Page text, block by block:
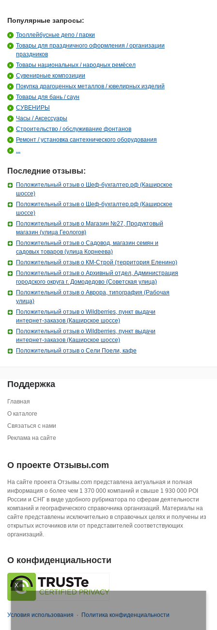
X
Популярные запросы:
Троллейбусные депо / парки
Товары для праздничного оформления / организации
праздников
Товары национальных / народных ремёсел
Сувенирные композиции
Покупка драгоценных металлов / ювелирных изделий
Товары для бань / саун
СУВЕНИРЫ
Часы / Аксессуары
Строительство / обслуживание фонтанов
Ремонт / установка сантехнического оборудования
...
Последние отзывы:
Положительный отзыв о Шеф-бухгалтер.рф (Каширское
шоссе)
Положительный отзыв о Шеф-бухгалтер.рф (Каширское
шоссе)
Положительный отзыв о Магазин №27, Продуктовый
магазин (улица Геологов)
Положительный отзыв о Садовод, магазин семян и
садовых товаров (улица Корнеева)
Положительный отзыв о КМ-Строй (территория Еленино)
Положительный отзыв о Архивный отдел, Администрация
городского округа г. Домодедово (Советская улица)
Положительный отзыв о Аврора, типография (Рабочая
улица)
Положительный отзыв о Wildberries, пункт выдачи
интернет-заказов (Каширское шоссе)
Положительный отзыв о Wildberries, пункт выдачи
интернет-заказов (Каширское шоссе)
Положительный отзыв о Сели Поели, кафе
Поддержка
Главная
О каталоге
Связаться с нами
Реклама на сайте
О проекте Отзывы.com
На сайте проекта Отзывы.com представлена актуальная и полная
информация о более чем 1 370 000 компаний и свыше 1 930 000 POI
России и СНГ в виде удобного рубрикатора по сферам деятельности
компаний и географического справочника организаций. Материалы на
сайте представлены исключительно в справочных целях и получены из
открытых источников или от представителей соответствующих
организаций.
О конфиденциальности
Условия использования · Политика конфиденциальности